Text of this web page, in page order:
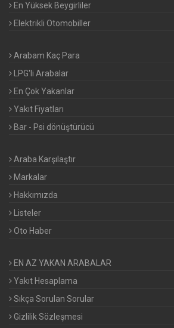
En Yüksek Beygirliler
Elektrikli Otomobiller
Arabam Kaç Para
LPG'li Arabalar
En Çok Yakanlar
Yakıt Fiyatları
Bar - Psi dönüştürücü
Araba Karşılaştır
Markalar
Hakkımızda
Listeler
Oto Haber
EN AZ YAKAN ARABALAR
Yakıt Hesaplama
Sıkça Sorulan Sorular
Gizlilik Sözleşmesi